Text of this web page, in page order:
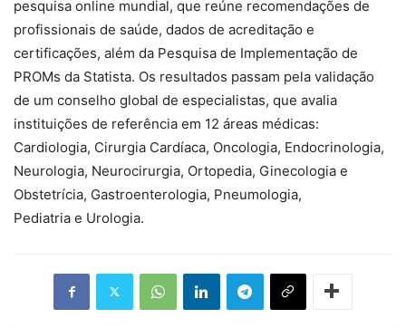
pesquisa online mundial, que reúne recomendações de
profissionais de saúde, dados de acreditação e
certificações, além da Pesquisa de Implementação de
PROMs da Statista. Os resultados passam pela validação
de um conselho global de especialistas, que avalia
instituições de referência em 12 áreas médicas:
Cardiologia, Cirurgia Cardíaca, Oncologia, Endocrinologia,
Neurologia, Neurocirurgia, Ortopedia, Ginecologia e
Obstetrícia, Gastroenterologia, Pneumologia,
Pediatria e Urologia.